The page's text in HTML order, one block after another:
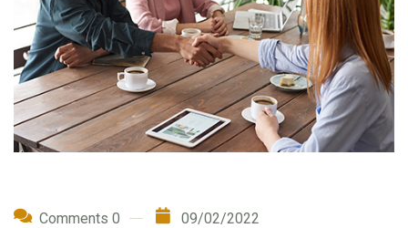
Comments 0 09/02/2022